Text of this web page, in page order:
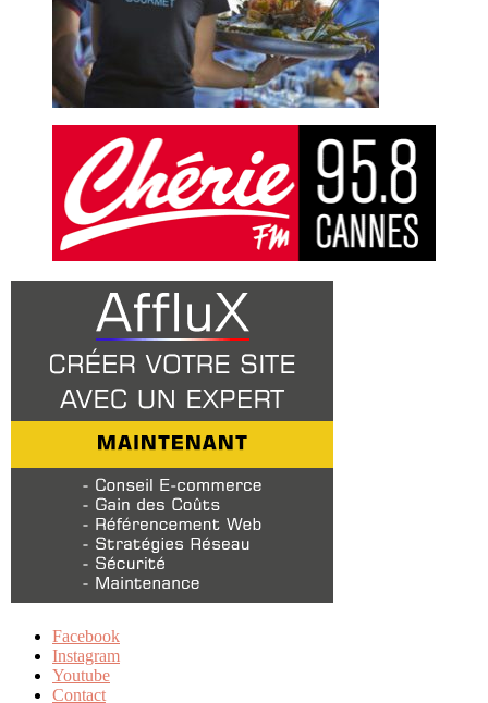
Facebook
Instagram
Youtube
Contact